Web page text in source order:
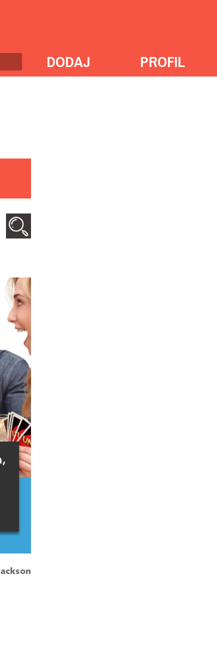
DODAJ PROFIL